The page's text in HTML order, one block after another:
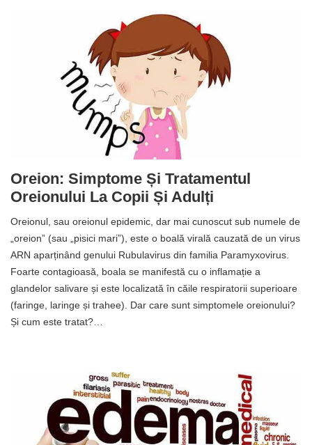
Oreion: Simptome Și Tratamentul
Oreionului La Copii Și Adulți
Oreionul, sau oreionul epidemic, dar mai cunoscut sub numele de
„oreion” (sau „pisici mari”), este o boală virală cauzată de un virus
ARN aparținând genului Rubulavirus din familia Paramyxovirus.
Foarte contagioasă, boala se manifestă cu o inflamație a
glandelor salivare și este localizată în căile respiratorii superioare
(faringe, laringe și trahee). Dar care sunt simptomele oreionului?
Și cum este tratat?…